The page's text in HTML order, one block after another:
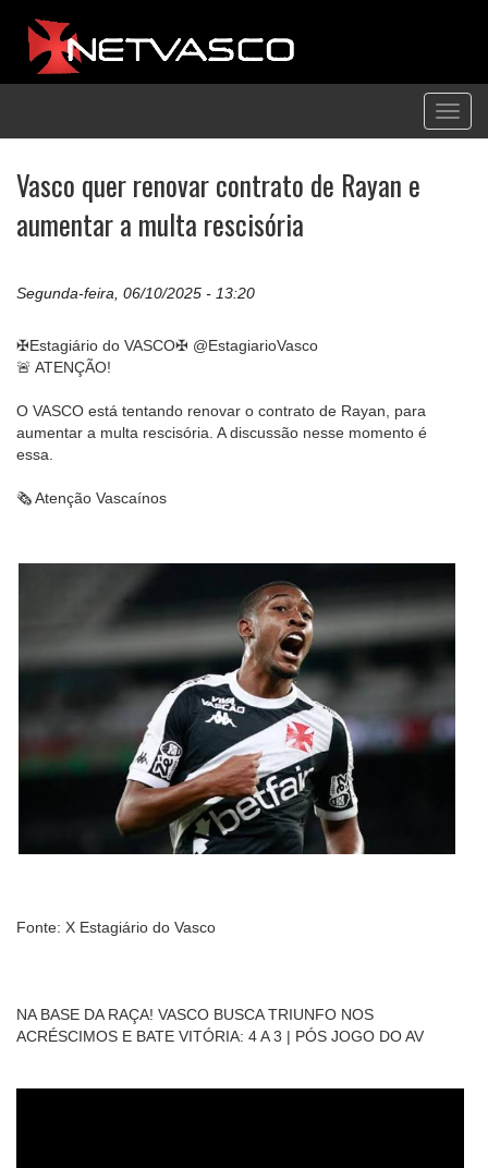
Vasco quer renovar contrato de Rayan e
aumentar a multa rescisória
Segunda-feira, 06/10/2025 - 13:20
✠Estagiário do VASCO✠ @EstagiarioVasco
🚨 ATENÇÃO!
O VASCO está tentando renovar o contrato de Rayan, para
aumentar a multa rescisória. A discussão nesse momento é
essa.
🗞 Atenção Vascaínos
Fonte: X Estagiário do Vasco
NA BASE DA RAÇA! VASCO BUSCA TRIUNFO NOS
ACRÉSCIMOS E BATE VITÓRIA: 4 A 3 | PÓS JOGO DO AV